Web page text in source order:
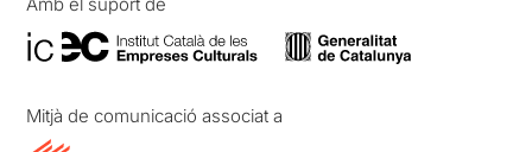
Mitjà de comunicació associat a